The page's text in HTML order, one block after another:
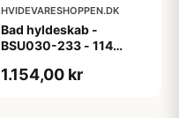
HVIDEVARESHOPPEN.DK
Bad hyldeskab -
BSU030-233 - 114
m/eg ABS-kant
1.154,00 kr